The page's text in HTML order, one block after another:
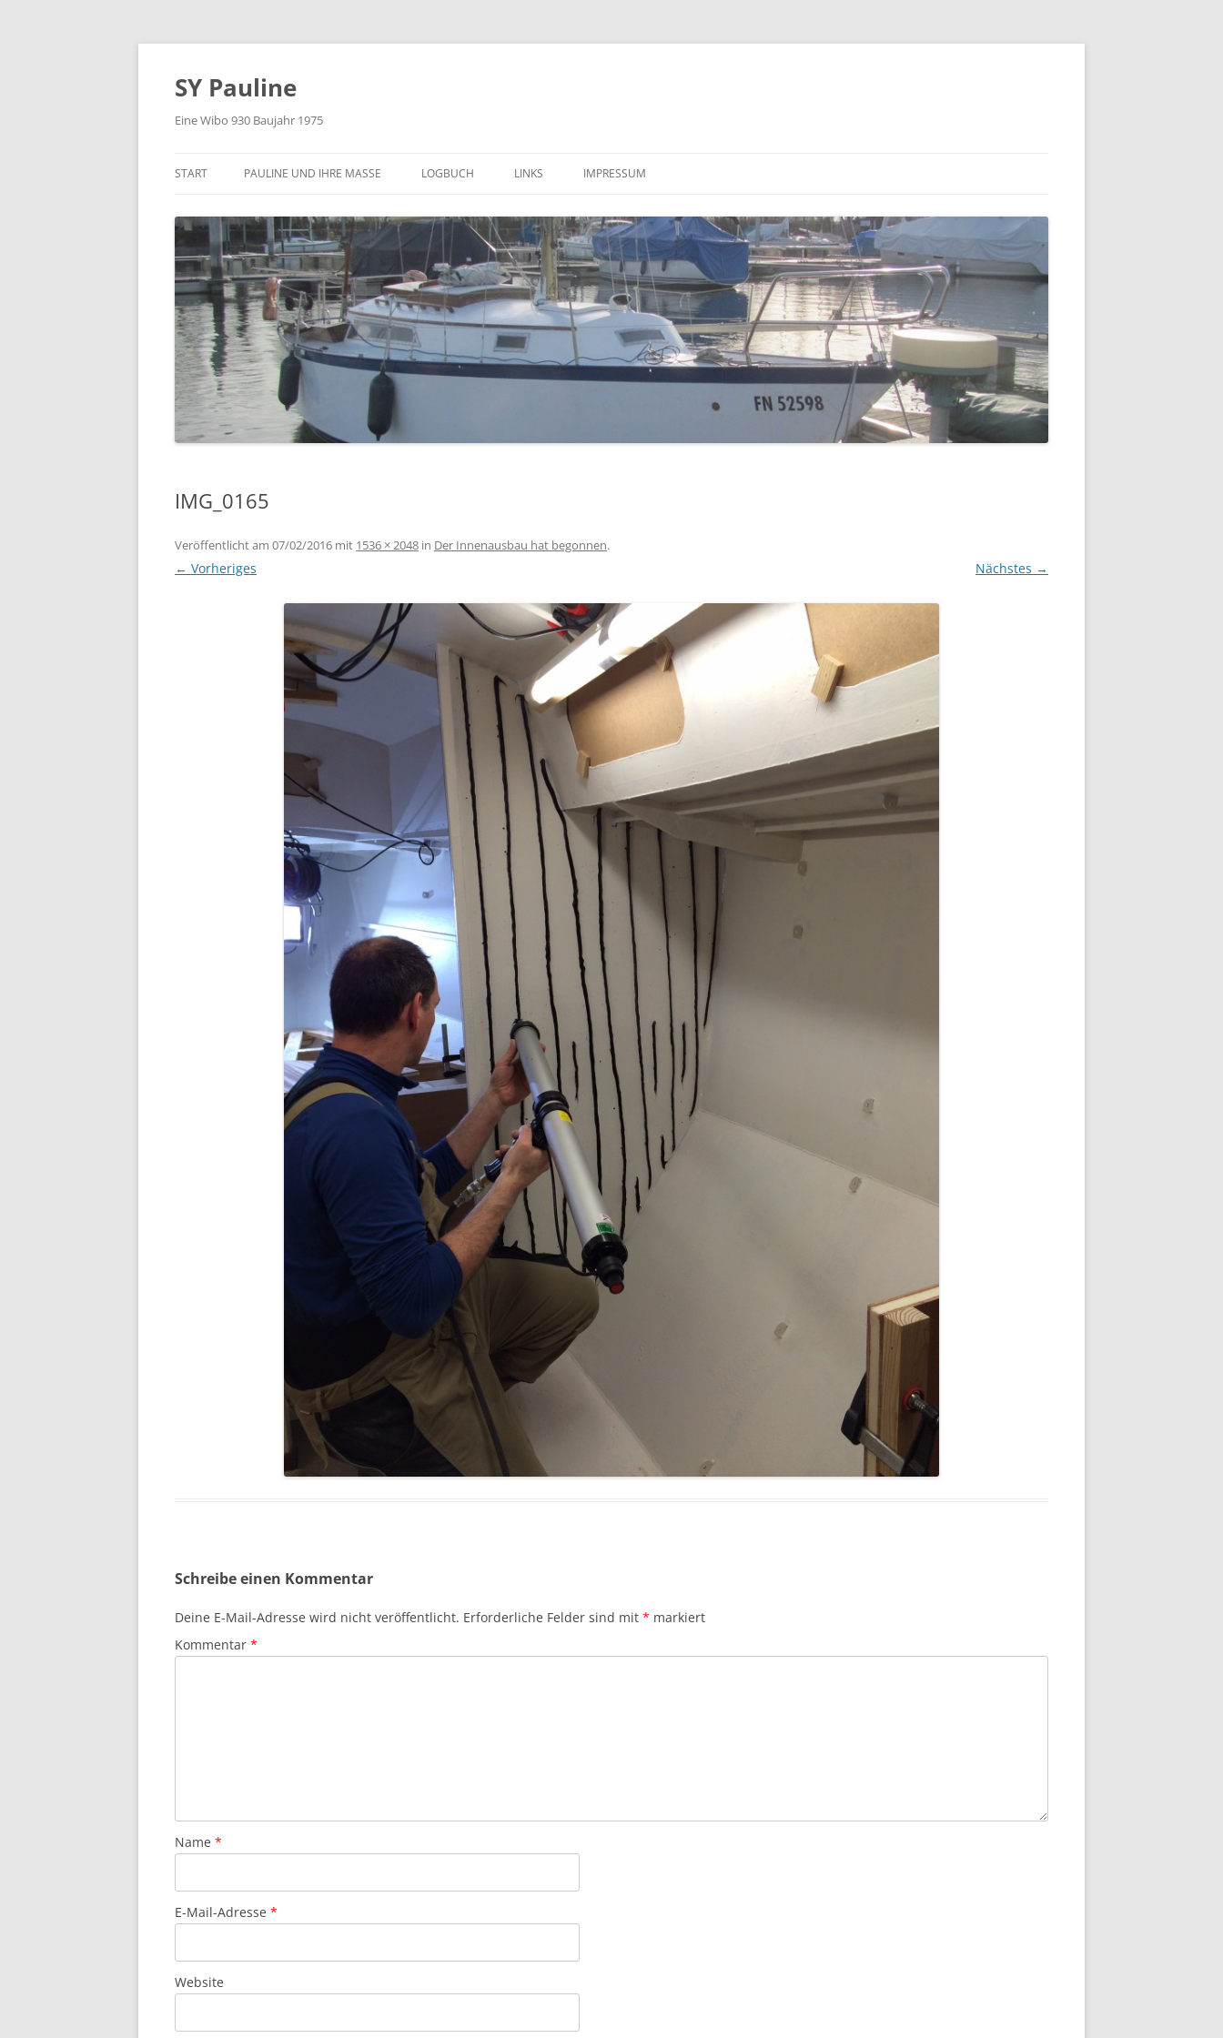
Zum
SY Pauline
Eine Wibo 930 Baujahr 1975
START PAULINE UND IHRE MASSE LOGBUCH
WEITERE IMPRESSIONEN ( APRIL –
JUNI 2014 )
DER TRANSPORT IN DIE
HEIMISCHE SCHEUNE (30. JUNI
2014)
LINKS IMPRESSUM
IMG_0165
Veröffentlicht am 07/02/2016 mit 1536 × 2048 in Der Innenausbau hat begonnen.
← Vorheriges Nächstes →
Schreibe einen Kommentar
Deine E-Mail-Adresse wird nicht veröffentlicht. Erforderliche Felder sind mit * markiert
Kommentar *
Name *
E-Mail-Adresse *
Website